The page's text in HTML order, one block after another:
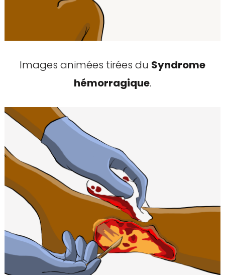
Images animées tirées du Syndrome
hémorragique.